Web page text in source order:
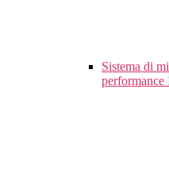
Sistema di
performance